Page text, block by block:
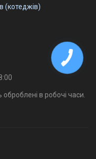
(котеджів)
оброблені в робочі часи.